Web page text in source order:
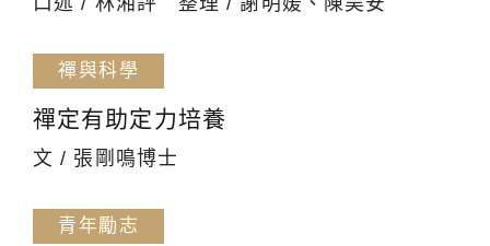
禪與科學
禪定有助定力培養
文 / 張剛鳴博士
青年勵志